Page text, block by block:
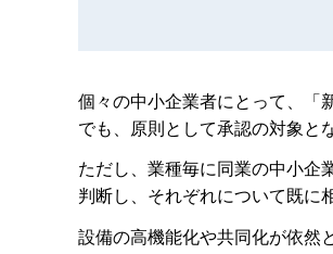
個々の中小企業者にとって、「
でも、原則として承認の対象と
ただし、業種毎に同業の中小企
判断し、それぞれについて既に
設備の高機能化や共同化が依然